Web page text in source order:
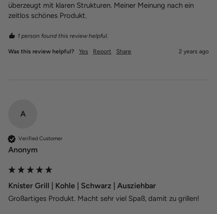
überzeugt mit klaren Strukturen. Meiner Meinung nach ein
zeitlos schönes Produkt.
1 person found this review helpful.
Was this review helpful? Yes Report Share 2 years ago
A
Verified Customer
Anonym
Knister Grill | Kohle | Schwarz | Ausziehbar
Großartiges Produkt. Macht sehr viel Spaß, damit zu grillen!